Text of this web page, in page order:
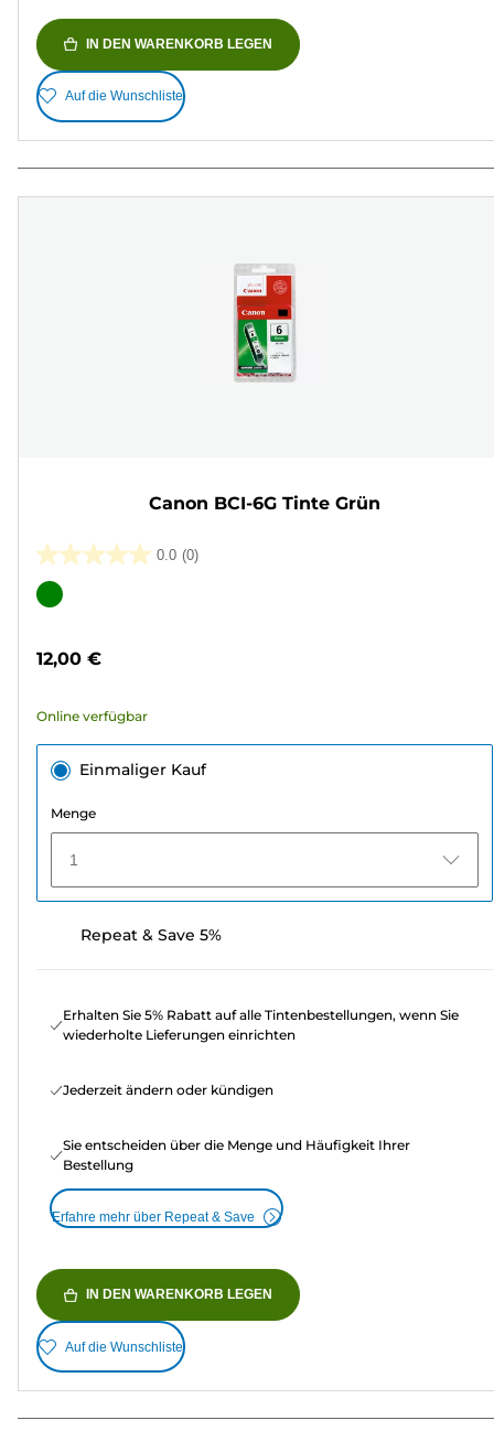
IN DEN WARENKORB LEGEN
Auf die Wunschliste
Canon BCI-6G Tinte Grün
0.0 (0)
0.0
von
Farbpatrone
12,00 €
Online verfügbar
Einmaliger Kauf
Menge
1
Repeat & Save 5%
Erhalten Sie 5% Rabatt auf alle Tintenbestellungen, wenn Sie
wiederholte Lieferungen einrichten
Jederzeit ändern oder kündigen
Sie entscheiden über die Menge und Häufigkeit Ihrer
Bestellung
Erfahre mehr über Repeat & Save
IN DEN WARENKORB LEGEN
Auf die Wunschliste